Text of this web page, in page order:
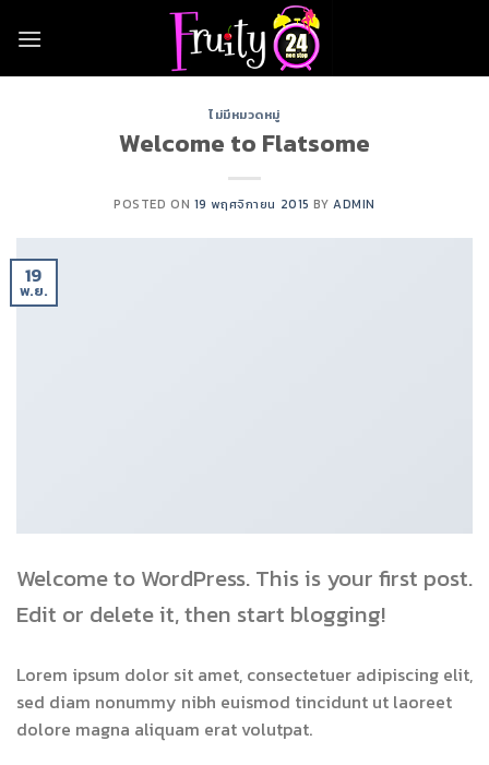
ไม่มีหมวดหมู่
Welcome to Flatsome
POSTED ON 19 พฤศจิกายน 2015 BY ADMIN
19
พ.ย.
Welcome to WordPress. This is your first post.
Edit or delete it, then start blogging!
Lorem ipsum dolor sit amet, consectetuer adipiscing elit,
sed diam nonummy nibh euismod tincidunt ut laoreet
dolore magna aliquam erat volutpat.